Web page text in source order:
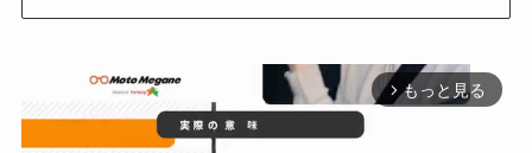
arrow_forward_ios もっと見る